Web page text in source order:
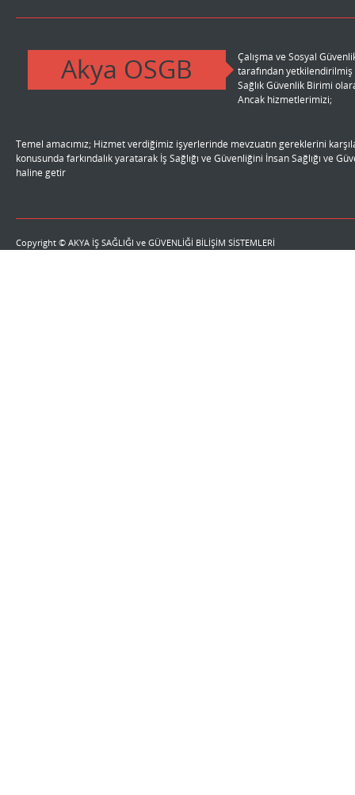
Akya OSGB
Çalışma ve Sosyal
tarafından yetkilendirilmiş
Sağlık Güvenlik Birimi
Ancak hizmetlerimizi;
Temel amacımız; Hizmet verdiğimiz işyerlerinde mevzuatın gereklerini
konusunda farkındalık yaratarak İş Sağlığı ve Güvenliğini İnsan Sağlığı ve
haline getir
Copyright © AKYA İŞ SAĞLIĞI ve GÜVENLİĞİ BİLİŞİM SİSTEMLERİ